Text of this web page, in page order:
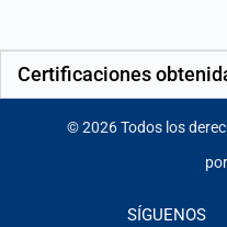
Certificaciones
©2026Todos los
SÍGUENOS